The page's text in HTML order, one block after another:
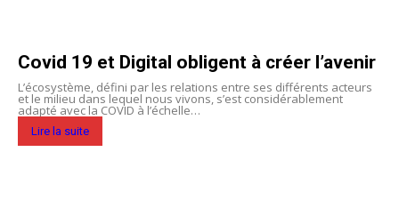
Covid 19 et Digital obligent à créer l’avenir
L’écosystème, défini par les relations entre ses différents acteurs
et le milieu dans lequel nous vivons, s’est considérablement
adapté avec la COVID à l’échelle…
Lire la suite